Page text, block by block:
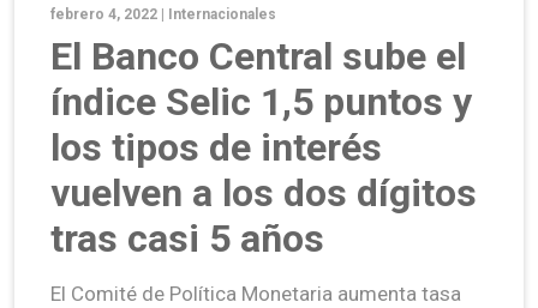
febrero 4, 2022 | Internacionales
El Banco Central sube el
índice Selic 1,5 puntos y
los tipos de interés
vuelven a los dos dígitos
tras casi 5 años
El Comité de Política Monetaria aumenta tasa